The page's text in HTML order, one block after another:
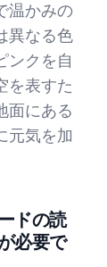
温かみの
異なる色
ンクを自
を表すた
面にある
元気を加
ドの読
必要で